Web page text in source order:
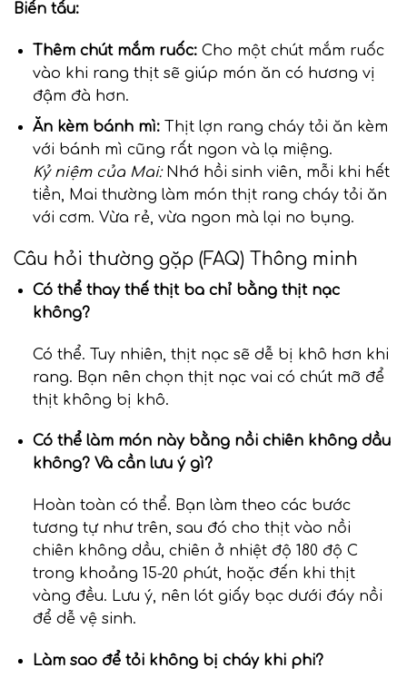
Biến tấu:
Thêm chút mắm ruốc:Cho một chút mắm ruốc
vào khi rang thịt sẽ giúp món ăn có hương vị
đậm đà hơn.
Ăn kèm bánh mì:Thịt lợn rang cháy tỏi ăn kèm
với bánh mì cũng rất ngon và lạ miệng.
Kỷ niệm của Mai:Nhớ hồi sinh viên, mỗi khi hết
tiền, Mai thường làm món thịt rang cháy tỏi ăn
với cơm. Vừa rẻ, vừa ngon mà lại no bụng.
Câu hỏi thường gặp (FAQ) Thông minh
Có thể thay thế thịt ba chỉ bằng thịt nạc
không?
Có thể. Tuy nhiên, thịt nạc sẽ dễ bị khô hơn khi
rang. Bạn nên chọn thịt nạc vai có chút mỡ để
thịt không bị khô.
Có thể làm món này bằng nồi chiên không dầu
không? Và cần lưu ý gì?
Hoàn toàn có thể. Bạn làm theo các bước
tương tự như trên, sau đó cho thịt vào nồi
chiên không dầu, chiên ở nhiệt độ 180 độ C
trong khoảng 15-20 phút, hoặc đến khi thịt
vàng đều. Lưu ý, nên lót giấy bạc dưới đáy nồi
để dễ vệ sinh.
Làm sao để tỏi không bị cháy khi phi?